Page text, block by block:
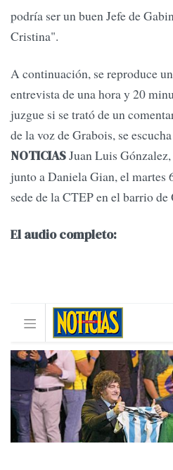
podría ser un buen Jefe de
Cristina".
A continuación, se reproduce
entrevista de una hora y 20
juzgue si se trató de un
de la voz de Grabois, se
NOTICIASJuan Luis
junto a Daniela Gian, el martes
sede de la CTEP en el barrio de
El audio completo: